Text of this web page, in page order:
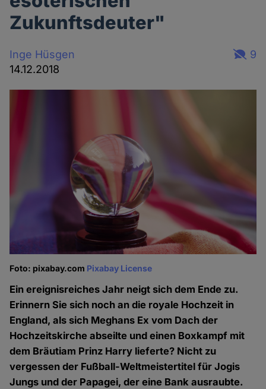
Zukunftsdeuter"
Inge Hüsgen
14.12.2018
9
Foto: pixabay.com Pixabay License
Ein ereignisreiches Jahr neigt sich dem Ende zu.
Erinnern Sie sich noch an die royale Hochzeit in
England, als sich Meghans Ex vom Dach der
Hochzeitskirche abseilte und einen Boxkampf mit
dem Bräutiam Prinz Harry lieferte? Nicht zu
vergessen der Fußball-Weltmeistertitel für Jogis
Jungs und der Papagei, der eine Bank ausraubte.